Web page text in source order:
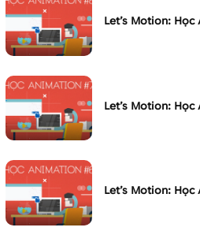
Let’s Motion:
Let’s Motion:
Let’s Motion: